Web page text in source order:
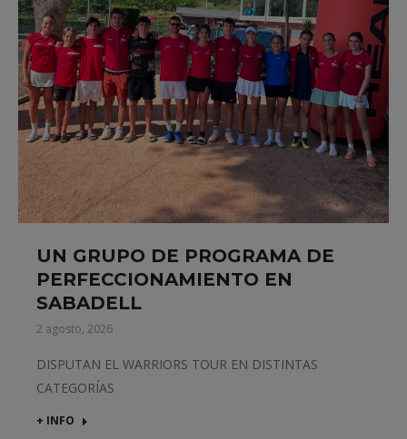
UN GRUPO DE PROGRAMA DE
PERFECCIONAMIENTO EN
SABADELL
2 agosto, 2026
DISPUTAN EL WARRIORS TOUR EN DISTINTAS
CATEGORÍAS
+ INFO